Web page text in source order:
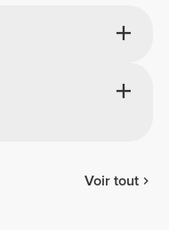
Voir tout